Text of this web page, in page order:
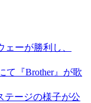
ーが勝利し、
て『Brother』が歌
テージの様子が公